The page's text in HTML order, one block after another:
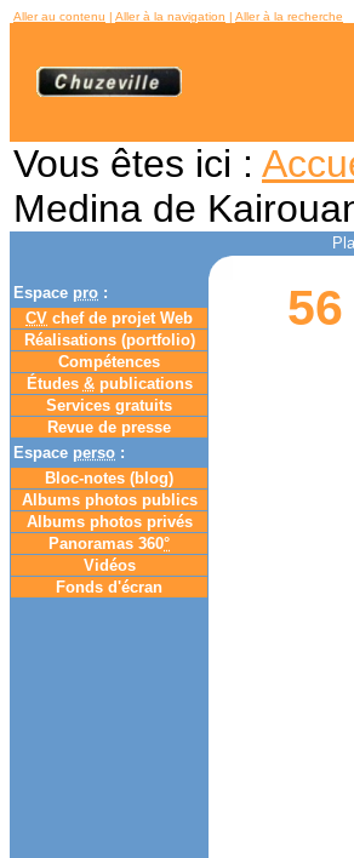
Aller au contenu | Aller à la navigation | Aller à la recherche
Vous êtes ici :
Medina de
Espace pro :
CV chef de projet Web
Réalisations (portfolio)
Compétences
Études &publications
Services gratuits
Revue de presse
Espace perso :
Bloc-notes (blog)
Albums photos publics
Albums photos privés
Panoramas 360°
Vidéos
Fonds d'écran